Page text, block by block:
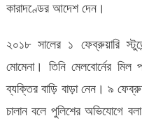
কারাদণ্ডের আদেশ দেন।
২০১৮ সালের ১ ফেব্রুয়ারি
মোমেনা। তিনি মেলবোর্নের মিল
ব্যক্তির বাড়ি বাড়া নেন। ৯
চালান বলে পুলিশের অভিযোগে